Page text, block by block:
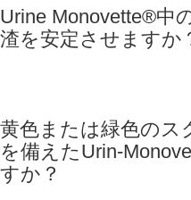
Urine Monovette®中
渣を安定させますか
黄色または緑色のス
を備えたUrin-
すか？